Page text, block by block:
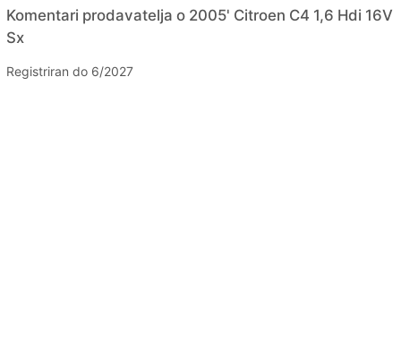
Komentari prodavatelja o 2005' Citroen C4 1,6 Hdi 16V
Sx
Registriran do 6/2027